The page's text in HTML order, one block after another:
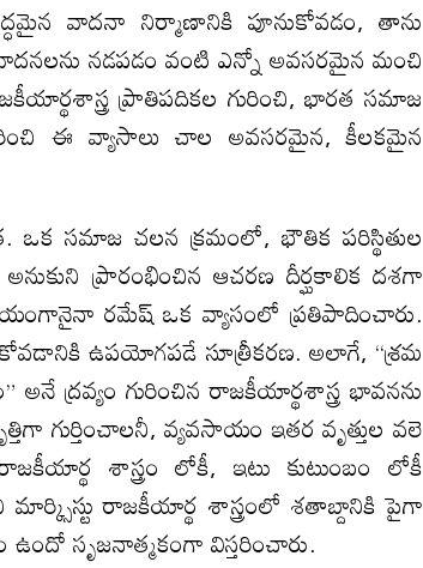
వాదనా నిర్మాణానికి పూనుకోవడం, తాను
నడపడం వంటి ఎన్నో అవసరమైన మంచి
ప్రాతిపదికల గురించి, భారత సమాజ
ఈ వ్యాసాలు చాల అవసరమైన, కీలకమైన
ఒక సమాజ చలన క్రమంలో, భౌతిక పరిస్థితుల
ప్రారంభించిన ఆచరణ దీర్ఘకాలిక దశగా
రమేష్ ఒక వ్యాసంలో ప్రతిపాదించారు.
ఉపయోగపడే సూత్రీకరణ. అలాగే, “శ్రమ
ద్రవ్యం గురించిన రాజకీయార్థశాస్త్ర భావనను
గుర్తించాలనీ, వ్యవసాయం ఇతర వృత్తుల వలె
శాస్త్రం లోకీ, ఇటు కుటుంబం లోకీ
రాజకీయార్థ శాస్త్రంలో శతాబ్దానికి పైగా
సృజనాత్మకంగా విస్తరించారు.